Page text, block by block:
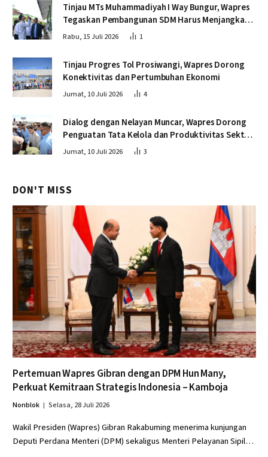
Tinjau MTs Muhammadiyah I Way Bungur, Wapres
Tegaskan Pembangunan SDM Harus Menjangkau
Seluruh Sekolah
Rabu, 15 Juli 2026 1
Tinjau Progres Tol Prosiwangi, Wapres Dorong
Konektivitas dan Pertumbuhan Ekonomi
Jumat, 10 Juli 2026 4
Dialog dengan Nelayan Muncar, Wapres Dorong
Penguatan Tata Kelola dan Produktivitas Sektor
Perikanan
Jumat, 10 Juli 2026 3
DON'T MISS
Pertemuan Wapres Gibran dengan DPM Hun Many,
Perkuat Kemitraan Strategis Indonesia – Kamboja
Nonblok Selasa, 28 Juli 2026
Wakil Presiden (Wapres) Gibran Rakabuming menerima kunjungan
Deputi Perdana Menteri (DPM) sekaligus Menteri Pelayanan Sipil…